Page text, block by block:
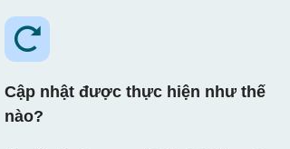
Cập nhật được thực hiện như thế
nào?